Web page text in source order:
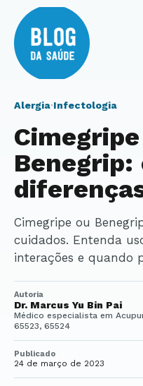
Alergia·Infectologia
Benegrip:
Cimegripe ou Benegrip: composição, diferenças e
cuidados. Entenda
interações e quando
Autoria
Dr. Marcus Yu Bin Pai
Médico especialista em
65523, 65524
Publicado
24 de março de 2023